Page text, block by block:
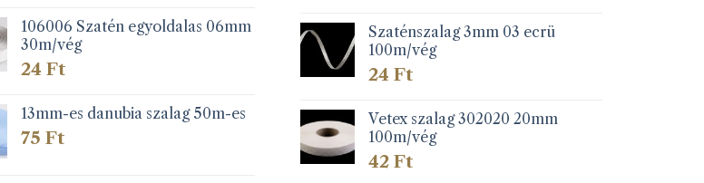
106006 Szatén egyoldalas 06mm
30m/vég
24Ft
13mm-es danubia szalag 50m-es
75Ft
Szaténszalag 3mm 03 ecrü
100m/vég
24Ft
Vetex szalag 302020 20mm
100m/vég
42Ft